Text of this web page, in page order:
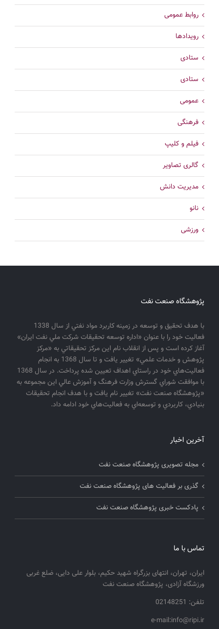
روابط عمومی
رویدادها
ستادی
ستادی
عمومی
فرهنگی
فیلم و کلیپ
گالری تصاویر
مدیریت دانش
نانو
ورزشی
پژوهشگاه صنعت نفت
با هدف تحقيق و توسعه در زمينه كاربرد مواد نفتي از سال 1338
فعاليت خود را با عنوان «اداره توسعه تحقيقات شركت ملي نفت ايران»
آغاز كرده است و پس از انقلاب نام اين مركز تحقيقاتي به «مركز
پژوهش و خدمات علمي» تغيير يافت و تا سال 1368 به انجام
فعاليت‌هاي خود در راستاي اهداف تعيين شده پرداخت. در سال 1368
با موافقت شوراي گسترش وزارت فرهنگ و آموزش عالي اين مجموعه به
«پژوهشگاه صنعت نفت» تغيير نام يافت و با هدف انجام تحقيقات
بنيادي، كاربردي و توسعه‌اي به فعاليت‌هاي خود ادامه داد.
آخرین اخبار
مجله تصویری پژوهشگاه صنعت نفت
گذری بر فعالیت های پژوهشگاه صنعت نفت
پادکست خبری پژوهشگاه صنعت نفت
تماس با ما
ایران، تهران، انتهای بزرگراه شهید حکیم، بلوار علی دایی، ضلع غربی
ورزشگاه آزادی، پژوهشگاه صنعت نفت
تلفن: 02148251
e-mail:info@ripi.ir